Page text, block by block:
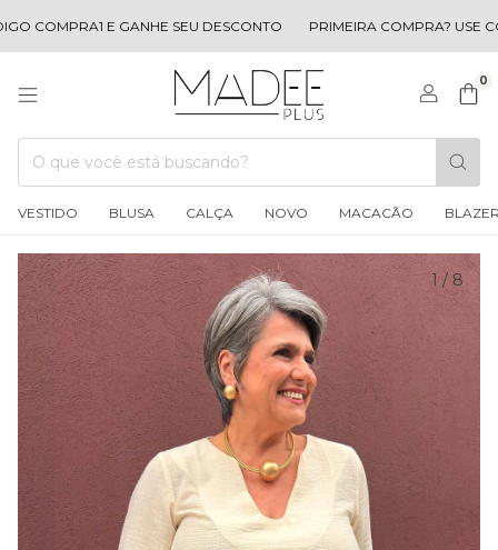
COMPRA1 E GANHE SEU DESCONTO PRIMEIRA COMPRA? USE
0
VESTIDO BLUSA CALÇA NOVO MACACÃO
1 / 8